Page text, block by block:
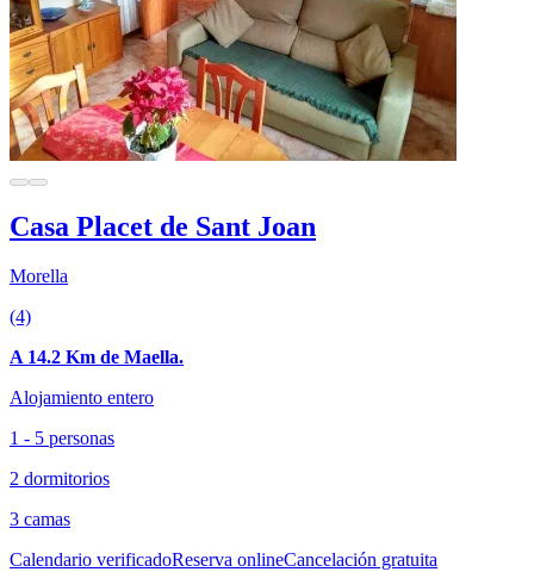
Casa Placet de Sant Joan
Morella
(4)
A 14.2 Km de Maella.
Alojamiento entero
1 - 5 personas
2 dormitorios
3 camas
Calendario verificadoReserva onlineCancelación gratuita